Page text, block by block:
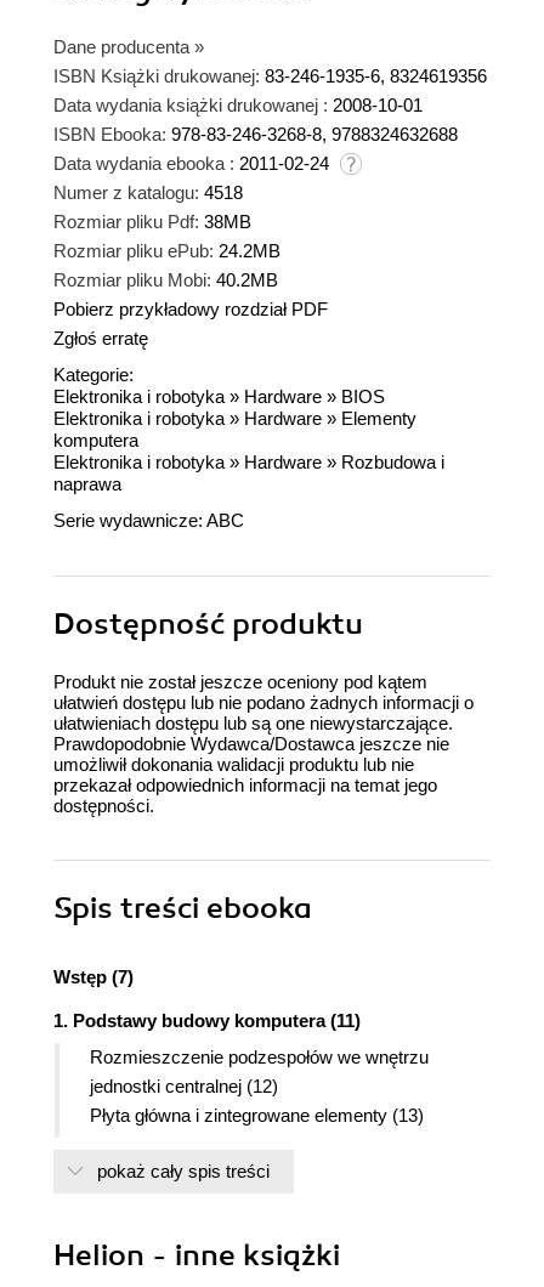
Dane producenta »
ISBN Książki drukowanej: 83-246-1935-6, 8324619356
Data wydania książki drukowanej : 2008-10-01
ISBN Ebooka: 978-83-246-3268-8, 9788324632688
Data wydania ebooka : 2011-02-24
Numer z katalogu: 4518
Rozmiar pliku Pdf: 38MB
Rozmiar pliku ePub: 24.2MB
Rozmiar pliku Mobi: 40.2MB
Pobierz przykładowy rozdział PDF
Zgłoś erratę
Kategorie:
Elektronika i robotyka » Hardware » BIOS
Elektronika i robotyka » Hardware » Elementy
komputera
Elektronika i robotyka » Hardware » Rozbudowa i
naprawa
Serie wydawnicze: ABC
Dostępność produktu
Produkt nie został jeszcze oceniony pod kątem
ułatwień dostępu lub nie podano żadnych informacji o
ułatwieniach dostępu lub są one niewystarczające.
Prawdopodobnie Wydawca/Dostawca jeszcze nie
umożliwił dokonania walidacji produktu lub nie
przekazał odpowiednich informacji na temat jego
dostępności.
Spis treści ebooka
Wstęp (7)
1. Podstawy budowy komputera (11)
Rozmieszczenie podzespołów we wnętrzu
jednostki centralnej (12)
Płyta główna i zintegrowane elementy (13)
Pamięć RAM (22)
Napędy optyczne (29)
pokaż cały spis treści
Helion - inne książki